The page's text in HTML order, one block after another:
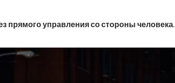
прямого управления со стороны человека.